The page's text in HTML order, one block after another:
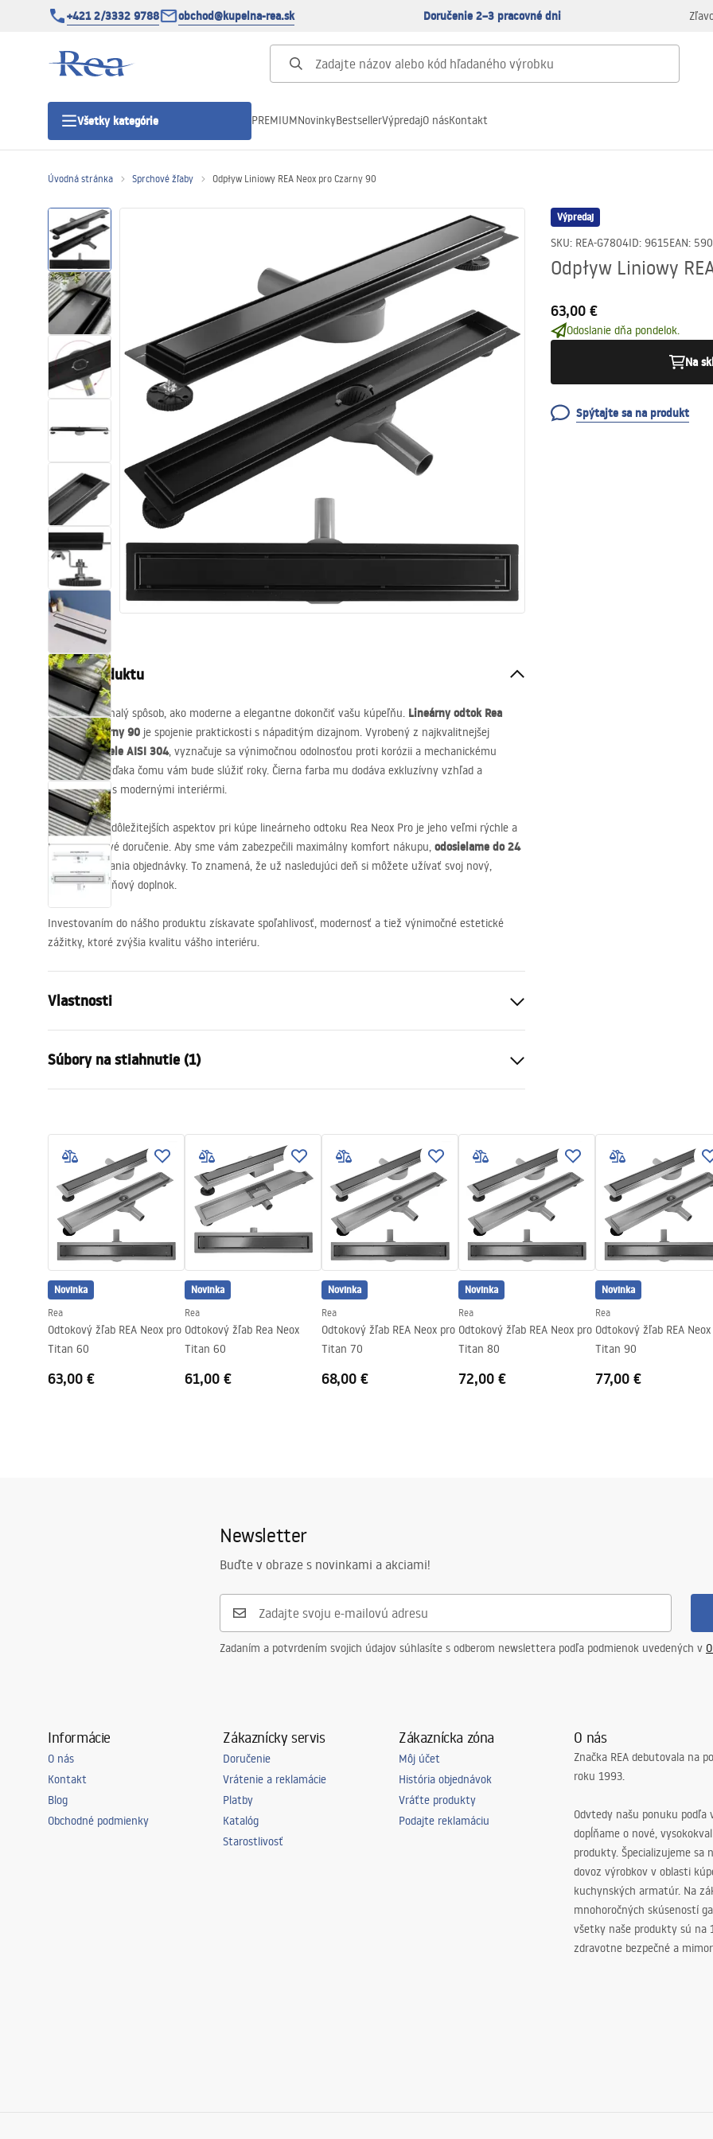
+421 2/3332 9788 obchod@kupelna-rea.sk Doručenie 2–3 pracovné dni
Všetky kategórie
Sprchové dvere
Sprchové vaničky
Sprchové žľaby
Sanitárna keramika
Vaňa so zástenou
Kuchyňa
Kúpeľňové doplnky a nábytok
PREMIUMNovinkyBestsellerVýpredajO násKontakt
Úvodná stránka Sprchové žľaby Odpływ Liniowy REA Neox pro Czarny 90
Výpredaj
SKU: REA-G7804ID: 9615EAN:
Odpływ Liniowy
63,00 €
Odoslanie dňa pondelok.
Na
Spýtajte sa na produkt
Popis produktu
Objavte dokonalý spôsob, ako moderne a elegantne dokončiť vašu kúpeľňu. Lineárny odtok Rea
Neox Pro Čierny 90 je spojenie praktickosti s nápaditým dizajnom. Vyrobený z najkvalitnejšej
nerezovej ocele AISI 304, vyznačuje sa výnimočnou odolnosťou proti korózii a mechanickému
poškodeniu, vďaka čomu vám bude slúžiť roky. Čierna farba mu dodáva exkluzívny vzhľad a
dokonale ladí s modernými interiérmi.
Jedným z najdôležitejších aspektov pri kúpe lineárneho odtoku Rea Neox Pro je jeho veľmi rýchle a
bezproblémové doručenie. Aby sme vám zabezpečili maximálny komfort nákupu, odosielame do 24
od zadania objednávky. To znamená, že už nasledujúci deň si môžete užívať svoj nový,
štýlový kúpeľňový doplnok.
Investovaním do nášho produktu získavate spoľahlivosť, modernosť a tiež výnimočné estetické
zážitky, ktoré zvýšia kvalitu vášho interiéru.
Vlastnosti
Typ sifónu
Długość odpływu (cm)
90
Typ krytu
jednostranný na nalepenie plechu
Przepustowość
0,45 l/s
Powłoka
Nano Flex
Záruka
120 mesiacov na oceľovú konštrukciu, 24
mesiacov na ostatné prvky
Súbory na stiahnutie (1)
LINEAR-3.pdf
Novinka
Rea
Odtokový žľab REA Neox pro
Titan 60
63,00 €
Novinka
Rea
Odtokový žľab Rea Neox
Titan 60
61,00 €
Novinka
Rea
Odtokový žľab REA Neox pro
Titan 70
68,00 €
Novinka
Rea
Odtokový žľab REA Neox pro
Titan 80
72,00 €
Novinka
Rea
Odtokový žľab REA
Titan 90
77,00 €
Newsletter
Buďte v obraze s novinkami a akciami!
Zadaním a potvrdením svojich údajov súhlasíte s odberom newslettera podľa podmienok uvedených v
Informácie
O nás
Kontakt
Blog
Obchodné podmienky
Zákaznícky servis
Doručenie
Vrátenie a reklamácie
Platby
Katalóg
Starostlivosť
Zákaznícka zóna
Môj účet
História objednávok
Vráťte produkty
Podajte reklamáciu
O nás
Značka REA debutovala na
roku 1993.
Odvtedy našu ponuku podľa
dopĺňame o nové,
produkty. Špecializujeme sa
dovoz výrobkov v oblasti
kuchynských armatúr. Na
mnohoročných skúseností
všetky naše produkty sú na
zdravotne bezpečné a